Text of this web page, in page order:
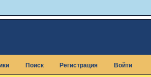
Поиск Регистрация Войти